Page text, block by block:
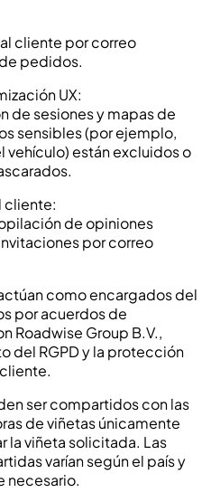
cliente por correo
pedidos.
UX:
de sesiones y mapas de
sensibles (por ejemplo,
vehículo) están excluidos o
cliente:
de opiniones
por correo
como encargados del
por acuerdos de
Roadwise Group B.V.,
del RGPD y la protección
ser compartidos con las
de viñetas únicamente
la viñeta solicitada. Las
varían según el país y
necesario.